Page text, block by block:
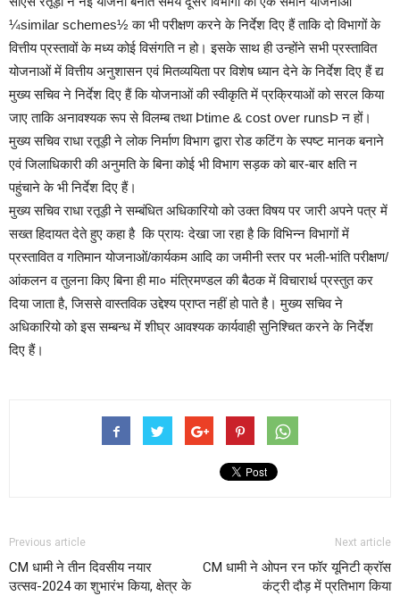
¼similar schemes½ का भी परीक्षण करने के निर्देश दिए हैं ताकि दो विभागों के
वित्तीय प्रस्तावों के मध्य कोई विसंगति न हो। इसके साथ ही उन्होंने सभी प्रस्तावित
योजनाओं में वित्तीय अनुशासन एवं मितव्ययिता पर विशेष ध्यान देने के निर्देश दिए हैं द्य
मुख्य सचिव ने निर्देश दिए हैं कि योजनाओं की स्वीकृति में प्रक्रियाओं को सरल किया
जाए ताकि अनावश्यक रूप से विलम्ब तथा Þtime & cost over runsÞ न हों।
मुख्य सचिव राधा रतूड़ी ने लोक निर्माण विभाग द्वारा रोड कटिंग के स्पष्ट मानक बनाने
एवं जिलाधिकारी की अनुमति के बिना कोई भी विभाग सड़क को बार-बार क्षति न
पहुंचाने के भी निर्देश दिए हैं।
मुख्य सचिव राधा रतूड़ी ने सम्बंधित अधिकारियो को उक्त विषय पर जारी अपने पत्र में
सख्त हिदायत देते हुए कहा है कि प्रायः देखा जा रहा है कि विभिन्न विभागों में
प्रस्तावित व गतिमान योजनाओं/कार्यकम आदि का जमीनी स्तर पर भली-भांति परीक्षण/
आंकलन व तुलना किए बिना ही मा० मंत्रिमण्डल की बैठक में विचारार्थ प्रस्तुत कर
दिया जाता है, जिससे वास्तविक उद्देश्य प्राप्त नहीं हो पाते है। मुख्य सचिव ने
अधिकारियो को इस सम्बन्ध में शीघ्र आवश्यक कार्यवाही सुनिश्चित करने के निर्देश
दिए हैं।
Previous article
CM धामी ने तीन दिवसीय नयार
उत्सव-2024 का शुभारंभ किया, क्षेत्र के
Next article
CM धामी ने ओपन रन फॉर यूनिटी क्रॉस
कंट्री दौड़ में प्रतिभाग किया